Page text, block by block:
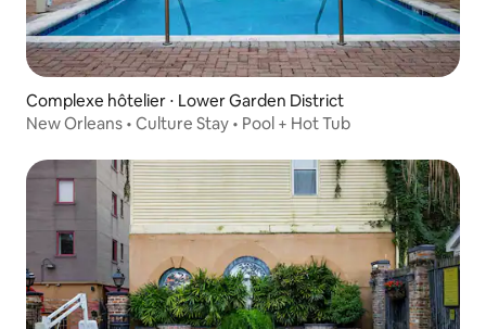
Complexe hôtelier ⋅ Lower Garden District
New Orleans • Culture Stay • Pool + Hot Tub